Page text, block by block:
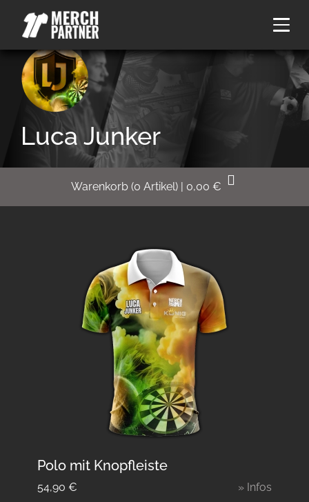
Luca Junker
Warenkorb (0 Artikel) | 0,00 €
Polo mit Knopfleiste
54,90 € » Infos